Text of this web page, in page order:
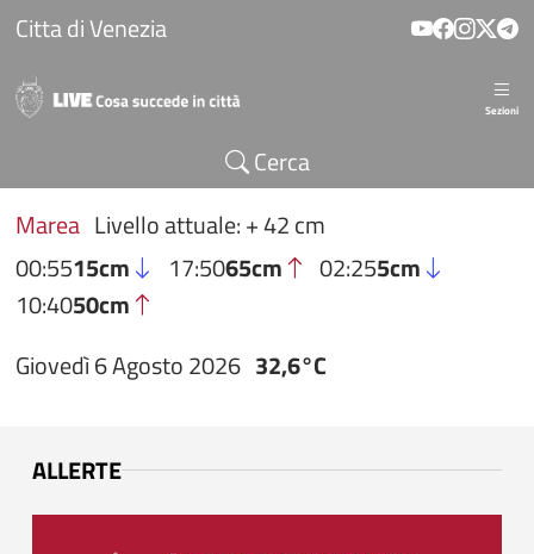
Salta al contenuto principale
Citta di Venezia
Sezioni
Cerca
Marea Livello attuale: + 42 cm
00:5515cm 17:5065cm 02:255cm
10:4050cm
Giovedì 6 Agosto 2026 32,6°C
ALLERTE